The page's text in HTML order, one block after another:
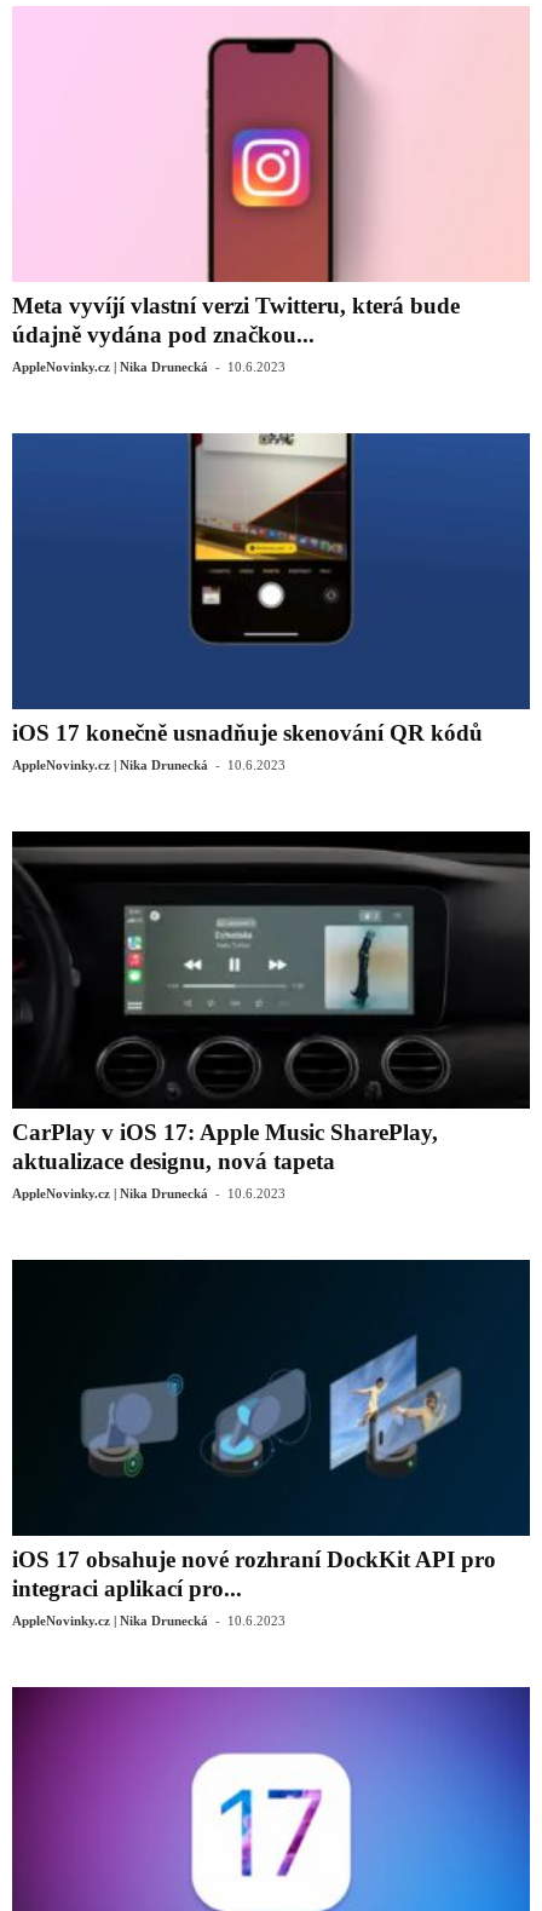
Meta vyvíjí vlastní verzi Twitteru, která bude
údajně vydána pod značkou...
AppleNovinky.cz | Nika Drunecká - 10.6.2023
iOS 17 konečně usnadňuje skenování QR kódů
AppleNovinky.cz | Nika Drunecká - 10.6.2023
CarPlay v iOS 17: Apple Music SharePlay,
aktualizace designu, nová tapeta
AppleNovinky.cz | Nika Drunecká - 10.6.2023
iOS 17 obsahuje nové rozhraní DockKit API pro
integraci aplikací pro...
AppleNovinky.cz | Nika Drunecká - 10.6.2023